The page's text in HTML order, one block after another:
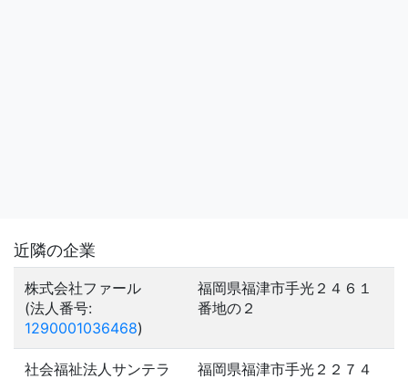
近隣の企業
株式会社ファール
(法人番号:
1290001036468)
福岡県福津市手光２４６１
番地の２
社会福祉法人サンテラ
福岡県福津市手光２２７４